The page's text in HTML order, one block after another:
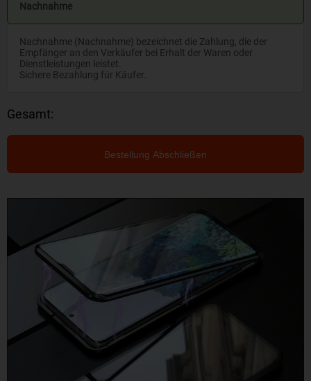
Nachnahme
Nachnahme (Nachnahme) bezeichnet die Zahlung, die der
Empfänger an den Verkäufer bei Erhalt der Waren oder
Dienstleistungen leistet.
Sichere Bezahlung für Käufer.
Gesamt:
Bestellung Abschließen